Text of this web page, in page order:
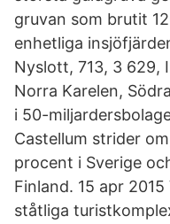
gruvan som brutit
enhetliga
Nyslott, 713, 3 629,
Norra Karelen,
i 50-
Castellum strider
procent i Sverige
Finland. 15 apr
ståtliga